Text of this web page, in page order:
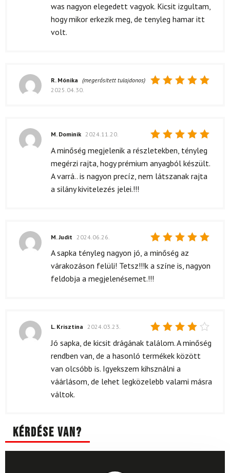
was nagyon elegedett vagyok. Kicsit izgultam,
hogy mikor erkezik meg, de tenyleg hamar itt
volt.
R. Mónika (megerősített tulajdonos)
2025.04.30.
Értékelés:
/ 5
M. Dominik 2024.11.20.
A minőség megjelenik a részletekben, tényleg
megérzi rajta, hogy prémium anyagból készült.
A varrá.. is nagyon precíz, nem látszanak rajta
a silány kivitelezés jelei.!!!
Értékelés:
/ 5
M. Judit 2024.06.26.
A sapka tényleg nagyon jó, a minőség az
várakozáson felüli! Tetsz!!!k a színe is, nagyon
feldobja a megjelenésemet.!!!
Értékelés:
L. Krisztina 2024.03.23.
Jó sapka, de kicsit drágának találom. A minőség
rendben van, de a hasonló termékek között
van olcsóbb is. Igyekszem kihsználni a
váárlásom, de lehet legközelebb valami másra
váltok.
Kérdése van?